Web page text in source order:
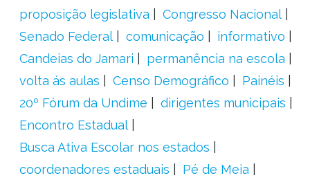
proposição legislativa
Congresso Nacional
Senado Federal
comunicação
informativo
Candeias do Jamari
permanência na escola
volta ás aulas
Censo Demográfico
Painéis
20º Fórum da Undime
dirigentes municipais
Encontro Estadual
Busca Ativa Escolar nos estados
coordenadores estaduais
Pé de Meia